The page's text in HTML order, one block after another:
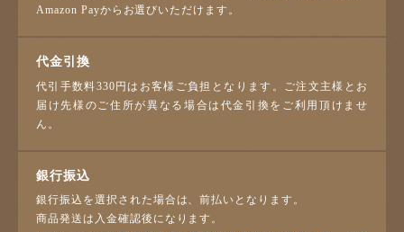
Amazon Payからお選びいただけます。
代金引換
代引手数料330円はお客様ご負担となります。ご注文主様とお
届け先様のご住所が異なる場合は代金引換をご利用頂けませ
ん。
銀行振込
銀行振込を選択された場合は、前払いとなります。
商品発送は入金確認後になります。